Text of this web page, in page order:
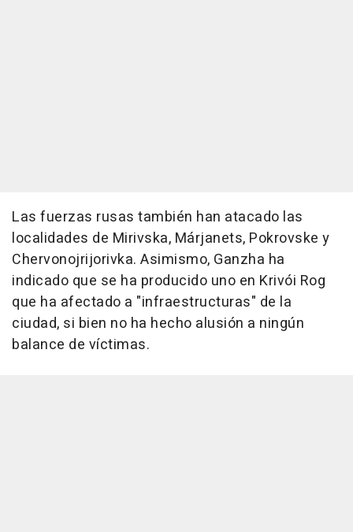
Las fuerzas rusas también han atacado las
localidades de Mirivska, Márjanets, Pokrovske y
Chervonojrijorivka. Asimismo, Ganzha ha
indicado que se ha producido uno en Krivói Rog
que ha afectado a "infraestructuras" de la
ciudad, si bien no ha hecho alusión a ningún
balance de víctimas.